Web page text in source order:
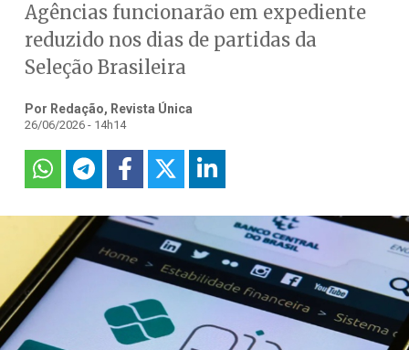
Agências funcionarão em expediente
reduzido nos dias de partidas da
Seleção Brasileira
Por Redação, Revista Única
26/06/2026 - 14h14